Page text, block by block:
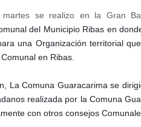
martes se realizo en la Gran
del Municipio Ribas en
una Organización territorial
en Ribas.
La Comuna Guaracarima se
realizada por la Comuna
con otros consejos